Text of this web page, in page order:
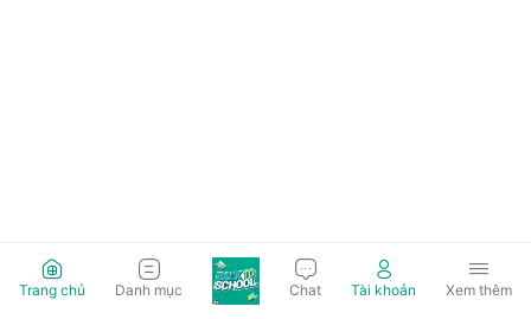
Trang chủ Danh mục Chat Tài khoản Xem thêm